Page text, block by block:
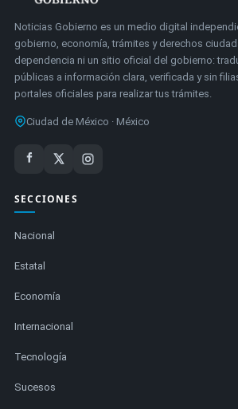
Noticias Gobierno es un medio digital
gobierno, economía, trámites y derechos
dependencia ni un sitio oficial del gobierno:
públicas a información clara, verificada y sin
portales oficiales para realizar tus trámites.
Ciudad de México · México
SECCIONES
Nacional
Estatal
Economía
Internacional
Tecnología
Sucesos